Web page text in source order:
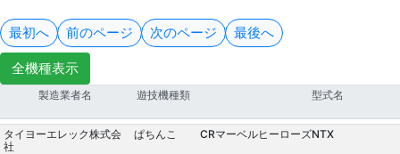
最初へ 前のページ 次のページ 最後へ
全機種表示
製造業者名 遊技機種類 型式名
タイヨーエレック株式会
社
ぱちんこ CRマーベルヒーローズNTX